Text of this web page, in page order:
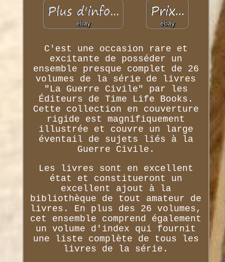
C'est une occasion rare et
excitante de posséder un
ensemble presque complet de 26
volumes de la série de livres
"La Guerre Civile" par les
Éditeurs de Time Life Books.
Cette collection en couverture
rigide est magnifiquement
illustrée et couvre un large
éventail de sujets liés à la
Guerre Civile.
Les livres sont en excellent
état et constitueront un
excellent ajout à la
bibliothèque de tout amateur de
livres. En plus des 26 volumes,
cet ensemble comprend également
un volume d'index qui fournit
une liste complète de tous les
livres de la série.